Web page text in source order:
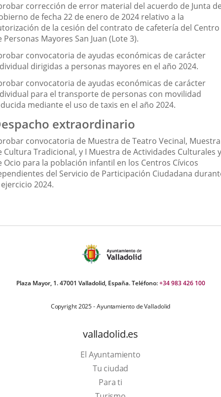
corrección de error material del acuerdo de Junta
de fecha 22 de enero de 2024 relativo a la
de la cesión del contrato de cafetería del Centro
Personas Mayores San Juan (Lote 3).
convocatoria de ayudas económicas de carácter
dirigidas a personas mayores en el año 2024.
convocatoria de ayudas económicas de carácter
para el transporte de personas con movilidad
mediante el uso de taxis en el año 2024.
extraordinario
convocatoria de Muestra de Teatro Vecinal, Muestra
Cultura Tradicional, y I Muestra de Actividades Culturales y
Ocio para la población infantil en los Centros Cívicos
del Servicio de Participación Ciudadana
2024.
Plaza Mayor, 1. 47001 Valladolid, España. Teléfono:+34 983 426 100
Copyright 2025 - Ayuntamiento de Valladolid
valladolid.es
El Ayuntamiento
Tu ciudad
Para ti